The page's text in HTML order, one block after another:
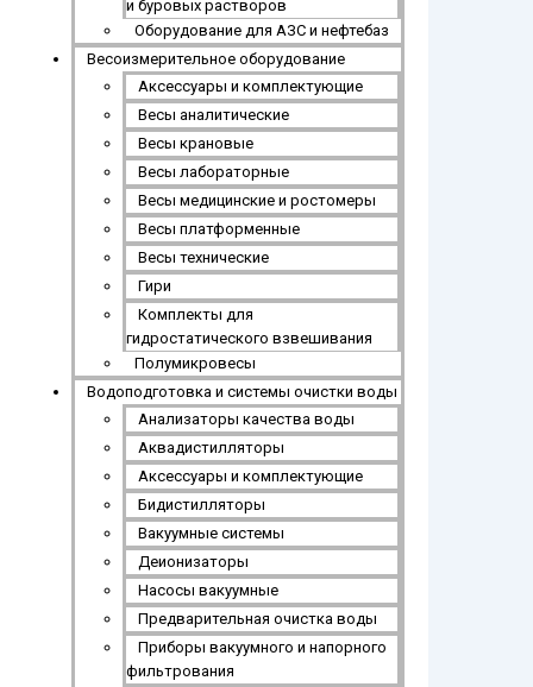
и буровых растворов
Оборудование для АЗС и нефтебаз
Весоизмерительное оборудование
Аксессуары и комплектующие
Весы аналитические
Весы крановые
Весы лабораторные
Весы медицинские и ростомеры
Весы платформенные
Весы технические
Гири
Комплекты для
гидростатического взвешивания
Полумикровесы
Водоподготовка и системы очистки воды
Анализаторы качества воды
Аквадистилляторы
Аксессуары и комплектующие
Бидистилляторы
Вакуумные системы
Деионизаторы
Насосы вакуумные
Предварительная очистка воды
Приборы вакуумного и напорного
фильтрования